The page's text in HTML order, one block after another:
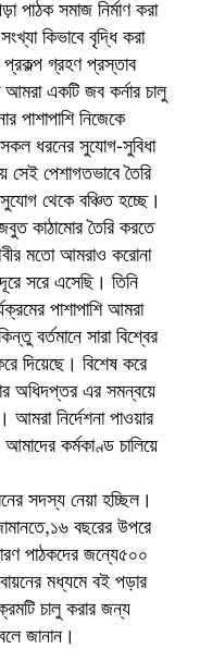
সমাজ নির্মাণ করা
কিভাবে বৃদ্ধি করা
গ্রহণ প্রস্তাব
একটি জব কর্নার চালু
পাশাপাশি নিজেকে
ধরনের সুযোগ-সুবিধা
পেশাগতভাবে তৈরি
থেকে বঞ্চিত হচ্ছে।
কাঠামোর তৈরি করতে
মতো আমরাও করোনা
সরে এসেছি। তিনি
পাশাপাশি আমরা
বর্তমানে সারা বিশ্বের
দিয়েছে। বিশেষ করে
অধিদপ্তর এর সমন্বয়ে
নির্দেশনা পাওয়ার
কর্মকাণ্ড চালিয়ে
সদস্য নেয়া হচ্ছিল।
বছরের উপরে
পাঠকদের জন্যে৫০০
মধ্যমে বই পড়ার
চালু করার জন্য
জানান।